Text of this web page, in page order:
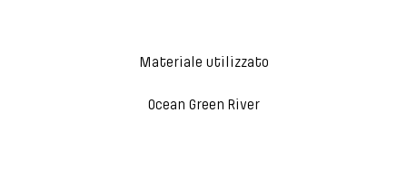
Materiale utilizzato
Ocean Green River